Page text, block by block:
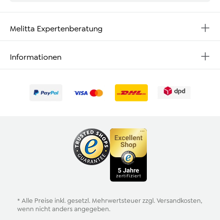
Melitta Expertenberatung
Informationen
* Alle Preise inkl. gesetzl. Mehrwertsteuer zzgl. Versandkosten,
wenn nicht anders angegeben.